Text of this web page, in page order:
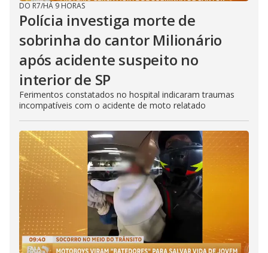
DO R7/HÁ 9 HORAS
Polícia investiga morte de
sobrinha do cantor Milionário
após acidente suspeito no
interior de SP
Ferimentos constatados no hospital indicaram traumas
incompatíveis com o acidente de moto relatado